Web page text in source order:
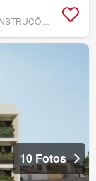
10 Fotos